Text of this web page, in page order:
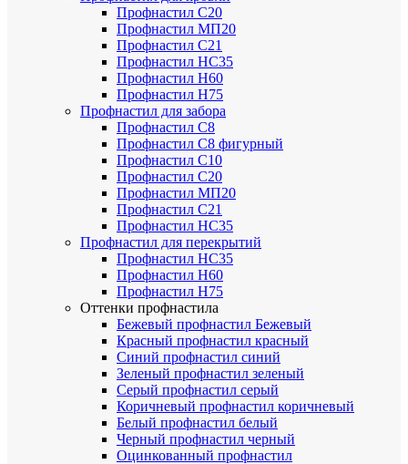
Профнастил С20
Профнастил МП20
Профнастил С21
Профнастил НС35
Профнастил Н60
Профнастил Н75
Профнастил для забора
Профнастил С8
Профнастил С8 фигурный
Профнастил С10
Профнастил С20
Профнастил МП20
Профнастил С21
Профнастил НС35
Профнастил для перекрытий
Профнастил НС35
Профнастил Н60
Профнастил Н75
Оттенки профнастила
Бежевый профнастил Бежевый
Красный профнастил красный
Синий профнастил синий
Зеленый профнастил зеленый
Серый профнастил серый
Коричневый профнастил коричневый
Белый профнастил белый
Черный профнастил черный
Оцинкованный профнастил